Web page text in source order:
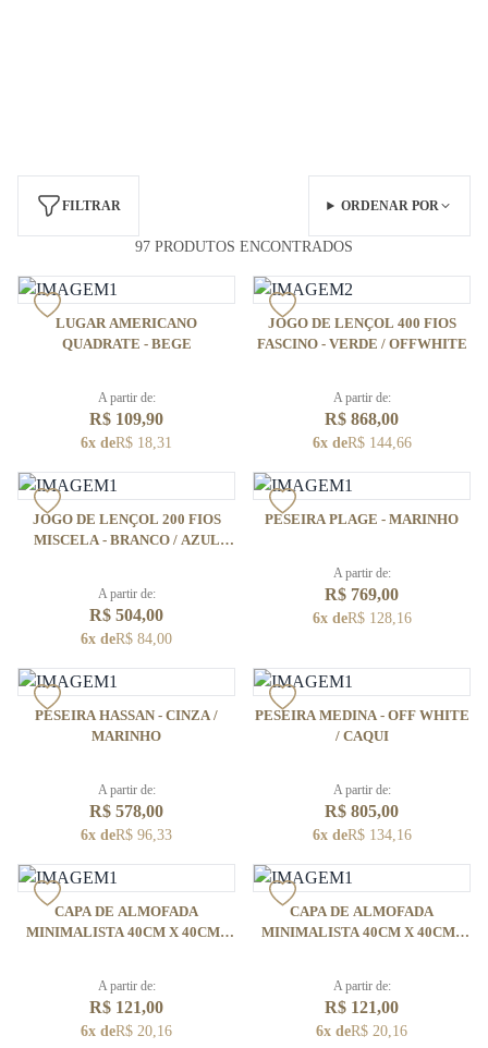
FILTRAR ORDENAR POR
97 PRODUTOS ENCONTRADOS
LUGAR AMERICANO
QUADRATE - BEGE
A partir de:
R$ 109,90
6x deR$ 18,31
JOGO DE LENÇOL 400 FIOS
FASCINO - VERDE / OFFWHITE
A partir de:
R$ 868,00
6x deR$ 144,66
JOGO DE LENÇOL 200 FIOS
MISCELA - BRANCO / AZUL
A partir de:
R$ 504,00
6x deR$ 84,00
PESEIRA PLAGE - MARINHO
A partir de:
R$ 769,00
6x deR$ 128,16
PESEIRA HASSAN - CINZA /
MARINHO
A partir de:
R$ 578,00
6x deR$ 96,33
PESEIRA MEDINA - OFF WHITE
/ CAQUI
A partir de:
R$ 805,00
6x deR$ 134,16
CAPA DE ALMOFADA
MINIMALISTA 40CM X 40CM -
A partir de:
R$ 121,00
6x deR$ 20,16
CAPA DE ALMOFADA
MINIMALISTA 40CM X 40CM -
A partir de:
R$ 121,00
6x deR$ 20,16